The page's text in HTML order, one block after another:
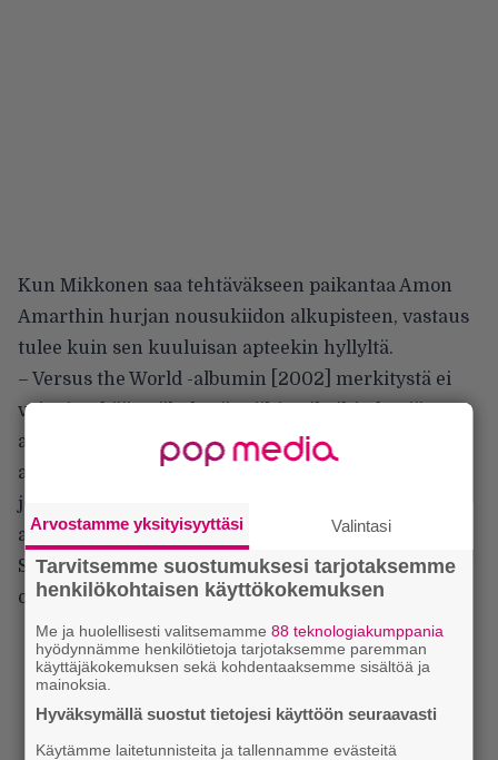
Kun Mikkonen saa tehtäväkseen paikantaa Amon
Amarthin hurjan nousukiidon alkupisteen, vastaus
tulee kuin sen kuuluisan apteekin hyllyltä.
– Versus the World -albumin [2002] merkitystä ei
voi mitenkään väheksyä. Niihin aikoihin hyviä
asioita alkoi tapahtua kiihtyvään tahtiin. Sillä
albumilla hidastimme kappaleiden tempoja, ainakin
jonkin verran, ja Death in Firen kaltaiset biisit
alkoivat maistua yhä isommille fanijoukoille.
Samaan aikaan Pohjois-Amerikan markkinoiden
ovet aukesivat ensimmäisen kerran edessämme.
Arvostamme yksityisyyttäsi Valintasi
Tarvitsemme suostumuksesi tarjotaksemme
henkilökohtaisen käyttökokemuksen
Me ja huolellisesti valitsemamme88 teknologiakumppania
hyödynnämme henkilötietoja tarjotaksemme paremman
käyttäjäkokemuksen sekä kohdentaaksemme sisältöä ja
mainoksia.
Hyväksymällä suostut tietojesi käyttöön seuraavasti
Käytämme laitetunnisteita ja tallennamme evästeitä